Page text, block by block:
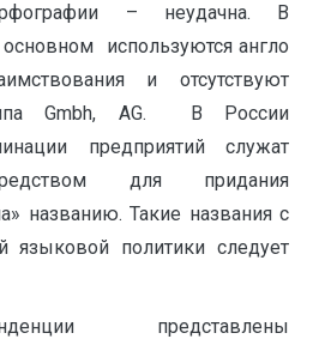
– неудачна. В
используются англо
и отсутствуют
Gmbh, АG. В России
предприятий служат
для придания
названию. Такие названия с
языковой политики следует
представлены